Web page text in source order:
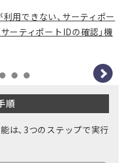
用できない、サーティポー
ーティポートIDの確認」機
順
は、3つのステップで実行